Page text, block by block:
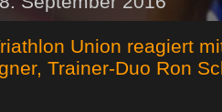
Union reagiert
Trainer-Duo Ron